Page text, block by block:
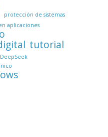
protección de sistemas
aplicaciones
tutorial